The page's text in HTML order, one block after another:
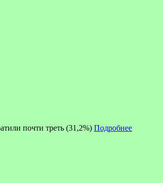
почти треть (31,2%) Подробнее